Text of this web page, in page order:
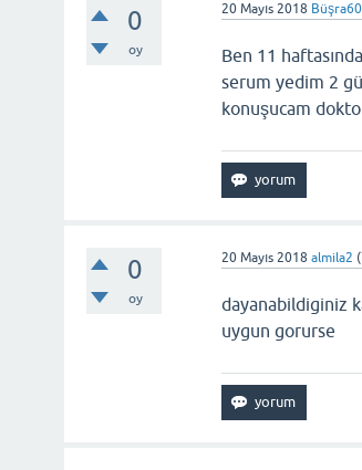
0
oy
20 Mayıs 2018
Ben 11
serum yedim 2
konuşucam
0
oy
20 Mayıs 2018 almila2 (
dayanabildiginiz
uygun gorurse